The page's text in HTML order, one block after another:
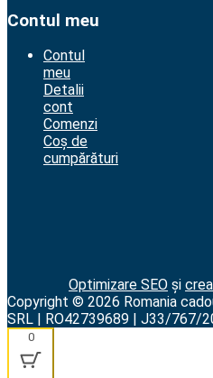
Contul meu
Contul
meu
Detalii
cont
Comenzi
Coș de
cumpărături
Optimizare SEO și
Copyright © 2026 Romania
SRL | RO42739689 | J33/767/
0